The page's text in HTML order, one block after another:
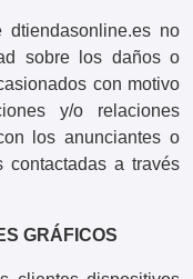
no
sobre los daños o
con motivo
y/o relaciones
los anunciantes o
contactadas a través
GRÁFICOS